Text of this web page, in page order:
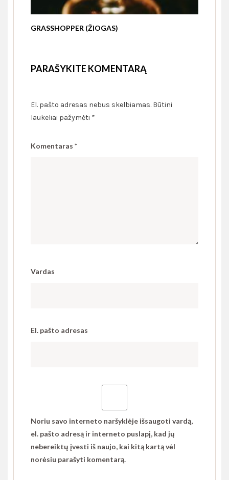
GRASSHOPPER (ŽIOGAS)
PARAŠYKITE KOMENTARĄ
El. pašto adresas nebus skelbiamas. Būtini
laukeliai pažymėti *
Komentaras *
Vardas
El. pašto adresas
Noriu savo interneto naršyklėje išsaugoti vardą,
el. pašto adresą ir interneto puslapį, kad jų
nebereiktų įvesti iš naujo, kai kitą kartą vėl
norėsiu parašyti komentarą.